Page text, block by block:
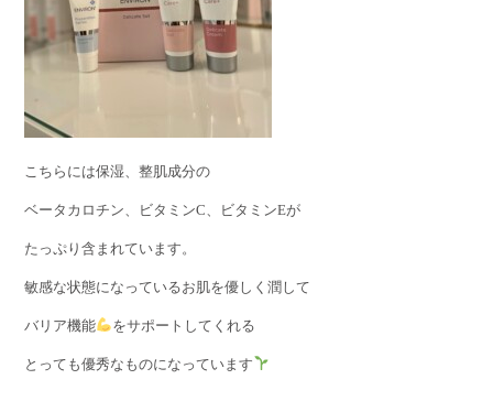
こちらには保湿、整肌成分の
ベータカロチン、ビタミンC、ビタミンEが
たっぷり含まれています。
敏感な状態になっているお肌を優しく潤して
バリア機能 をサポートしてくれる
とっても優秀なものになっています